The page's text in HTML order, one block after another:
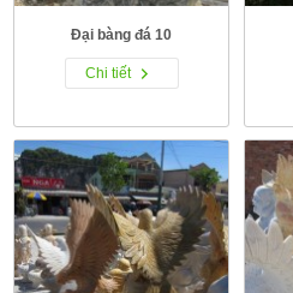
Đại bàng đá 10
Chi tiết